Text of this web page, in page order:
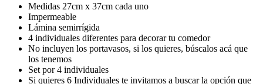
Medidas 27cm x 37cm cada uno
Impermeable
Lámina semirrígida
4 individuales diferentes para decorar tu comedor
No incluyen los portavasos, si los quieres, búscalos acá que
los tenemos
Set por 4 individuales
Si quieres 6 Individuales te invitamos a buscar la opción que